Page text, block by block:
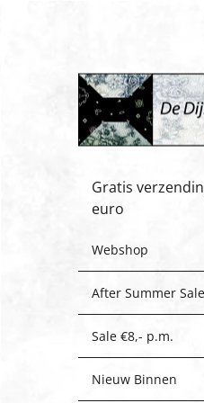
Gratis
euro
Webshop
After Summer Sale
Sale €8,- p.m.
Nieuw Binnen